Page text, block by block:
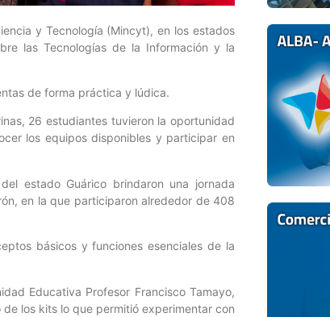
y Tecnología (Mincyt), en los estados
las Tecnologías de la Información y la
de forma práctica y lúdica.
26 estudiantes tuvieron la oportunidad
los equipos disponibles y participar en
estado Guárico brindaron una jornada
en la que participaron alrededor de 408
básicos y funciones esenciales de la
Educativa Profesor Francisco Tamayo,
los kits lo que permitió experimentar con